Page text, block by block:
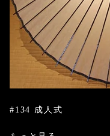
#134 成人式